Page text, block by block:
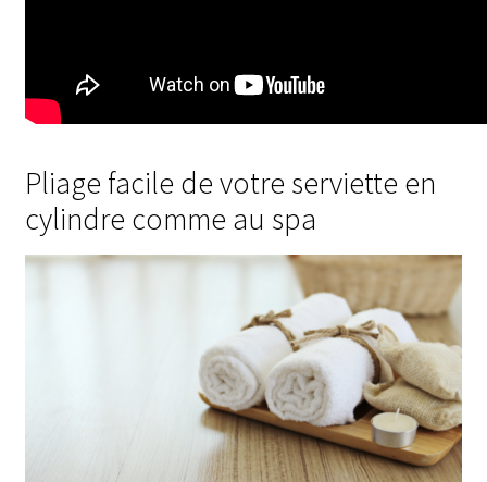
Pliage facile de votre serviette en
cylindre comme au spa